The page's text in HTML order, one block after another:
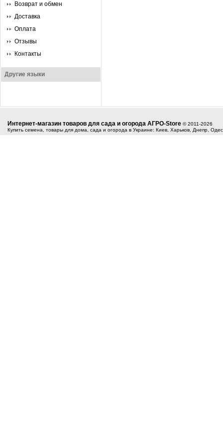
Возврат и обмен
Доставка
Оплата
Отзывы
Контакты
Другие языки
Интернет-магазин товаров для сада и огорода АГРО-Store © 2011-2026
Купить семена, товары для дома, сада и огорода в Украине: Киев, Харьков, Днепр,